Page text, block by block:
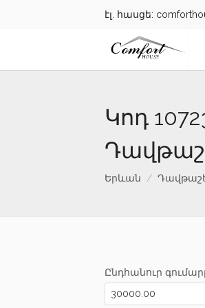
էլ. հասցե:
Կոդ
Երևան
Ընդհանուր